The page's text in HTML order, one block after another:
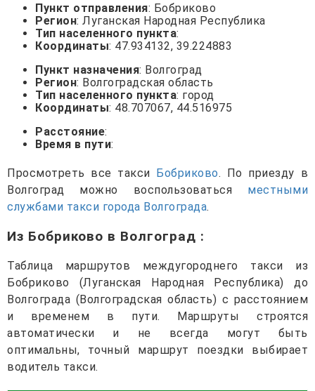
Пункт отправления: Бобриково
Регион: Луганская Народная Республика
Тип населенного пункта:
Координаты: 47.934132, 39.224883
Пункт назначения: Волгоград
Регион: Волгоградская область
Тип населенного пункта: город
Координаты: 48.707067, 44.516975
Расстояние:
Время в пути:
Просмотреть все такси Бобриково. По приезду в
Волгоград можно воспользоваться местными
службами такси города Волгограда.
Из Бобриково в Волгоград :
Таблица маршрутов междугороднего такси из
Бобриково (Луганская Народная Республика) до
Волгограда (Волгоградская область) с расстоянием
и временем в пути. Маршруты строятся
автоматически и не всегда могут быть
оптимальны, точный маршрут поездки выбирает
водитель такси.